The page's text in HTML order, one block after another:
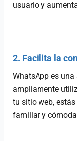
usuario y
2. Facilita la
WhatsApp es
ampliamente
tu sitio web,
familiar y